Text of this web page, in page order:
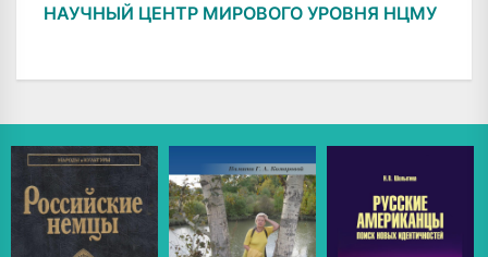
НАУЧНЫЙ ЦЕНТР МИРОВОГО УРОВНЯ НЦМУ